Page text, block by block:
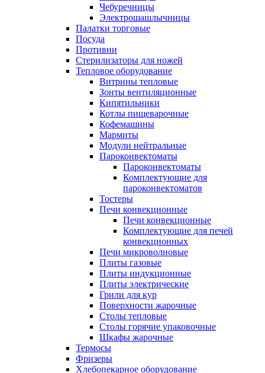
Чебуречницы
Электрошашлычницы
Палатки торговые
Посуда
Противни
Стерилизаторы для ножей
Тепловое оборудование
Витрины тепловые
Зонты вентиляционные
Кипятильники
Котлы пищеварочные
Кофемашины
Мармиты
Модули нейтральные
Пароконвектоматы
Пароконвектоматы
Комплектующие для
пароконвектоматов
Тостеры
Печи конвекционные
Печи конвекционные
Комплектующие для печей
конвекционных
Печи микроволновые
Плиты газовые
Плиты индукционные
Плиты электрические
Грили для кур
Поверхности жарочные
Столы тепловые
Столы горячие упаковочные
Шкафы жарочные
Термосы
Фризеры
Хлебопекарное оборудование